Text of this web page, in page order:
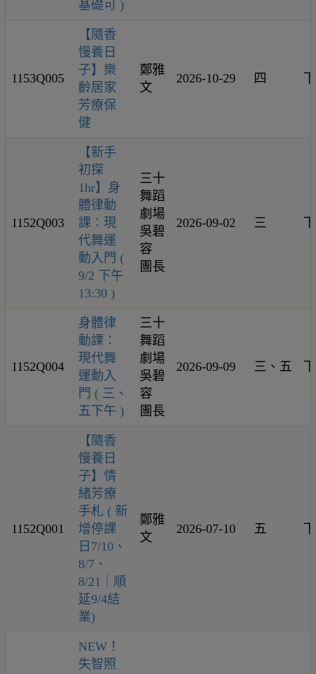
基礎可 )
1153Q005
【隨香
慢養日
子】樂
齡居家
芳療保
健
鄭雅
文
2026-10-29 四
1152Q003
【新手
初探
1hr】身
體律動
課：現
代舞運
動入門 (
9/2 下午
13:30 )
三十
舞蹈
劇場
吳碧
容
團長
2026-09-02 三
1152Q004
身體律
動課：
現代舞
運動入
門 ( 三、
五下午 )
三十
舞蹈
劇場
吳碧
容
團長
2026-09-09 三、五
1152Q001
【隨香
慢養日
子】情
緒芳療
手札 ( 新
增停課
日7/10、
8/7、
8/21｜順
延9/4結
業)
鄭雅
文
2026-07-10 五
NEW！
失智照